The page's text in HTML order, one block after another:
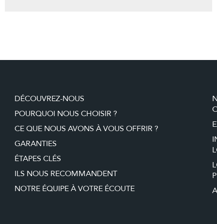
DÉCOUVREZ-NOUS
POURQUOI NOUS CHOISIR ?
CE QUE NOUS AVONS À VOUS OFFRIR ?
GARANTIES
ÉTAPES CLÉS
ILS NOUS RECOMMANDENT
NOTRE ÉQUIPE À VOTRE ÉCOUTE